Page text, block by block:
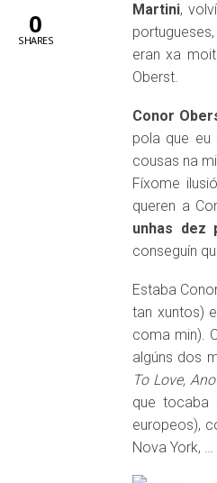
Martini,
eran xa
Oberst.
Conor
pola que eu
cousas na
Fíxome
queren a
unhas dez
conseguín
Estaba
tan xuntos)
coma min).
algúns dos
To Love,
que tocaba
europeos),
Nova York,
0
SHARES